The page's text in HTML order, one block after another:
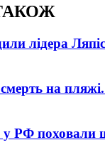
лідера
на
у РФ поховали